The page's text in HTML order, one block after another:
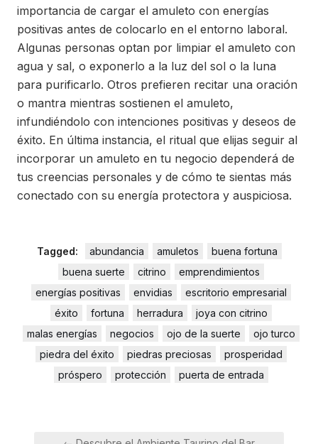
importancia de cargar el amuleto con energías
positivas antes de colocarlo en el entorno laboral.
Algunas personas optan por limpiar el amuleto con
agua y sal, o exponerlo a la luz del sol o la luna
para purificarlo. Otros prefieren recitar una oración
o mantra mientras sostienen el amuleto,
infundiéndolo con intenciones positivas y deseos de
éxito. En última instancia, el ritual que elijas seguir al
incorporar un amuleto en tu negocio dependerá de
tus creencias personales y de cómo te sientas más
conectado con su energía protectora y auspiciosa.
Tagged: abundancia amuletos
buena fortuna
buena suerte
citrino
emprendimientos
energías positivas
envidias
escritorio empresarial
éxito
fortuna herradura
joya con citrino
malas energías
negocios ojo de la suerte
ojo turco
piedra del éxito
piedras preciosas
prosperidad
próspero
protección puerta de entrada
Navegación